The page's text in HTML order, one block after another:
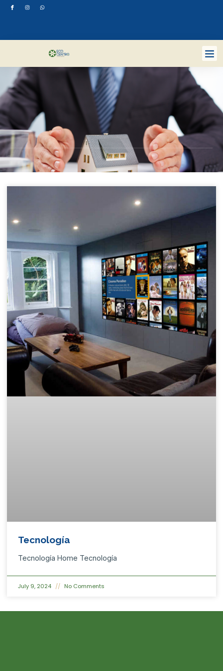
Tecnología
Tecnología Home Tecnología
July 9, 2024 No Comments